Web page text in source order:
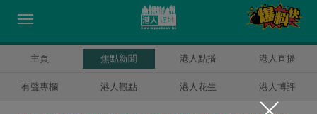
主頁 焦點新聞 港人點播 港人直播
有聲專欄 港人觀點 港人花生 港人博評